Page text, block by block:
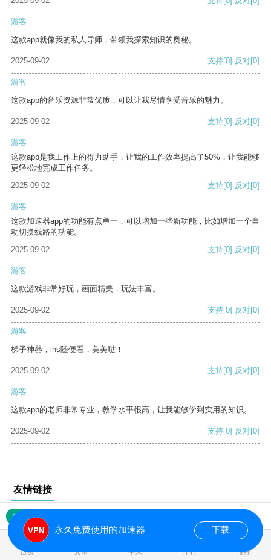
游客
这款app就像我的私人导师，带领我探索知识的奥秘。
2025-09-02 支持[0] 反对[0]
游客
这款app的音乐资源非常优质，可以让我尽情享受音乐的魅力。
2025-09-02 支持[0] 反对[0]
游客
这款app是我工作上的得力助手，让我的工作效率提高了50%，让我能够
更轻松地完成工作任务。
2025-09-02
支持[0] 反对[0]
游客
这款加速器app的功能有点单一，可以增加一些新功能，比如增加一个自
动切换线路的功能。
2025-09-02
支持[0] 反对[0]
游客
这款游戏非常好玩，画面精美，玩法丰富。
2025-09-02 支持[0] 反对[0]
游客
梯子神器，ins随便看，美美哒！
2025-09-02 支持[0] 反对[0]
游客
这款app的老师非常专业，教学水平很高，让我能够学到实用的知识。
2025-09-02 支持[0] 反对[0]
友情链接
网站地图
首页 安卓 苹果 排行 推荐
永久免费使用的加速器 下载
0.019212s